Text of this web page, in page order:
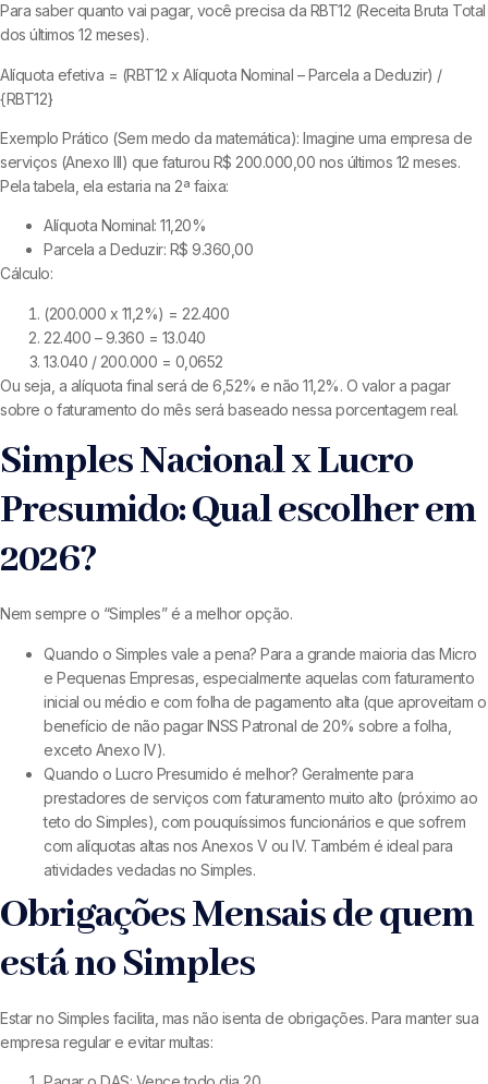
Para saber quanto vai pagar, você precisa da RBT12 (Receita Bruta Total
dos últimos 12 meses).
Alíquota efetiva = (RBT12 x Alíquota Nominal – Parcela a Deduzir) /
{RBT12}
Exemplo Prático (Sem medo da matemática): Imagine uma empresa de
serviços (Anexo III) que faturou R$ 200.000,00 nos últimos 12 meses.
Pela tabela, ela estaria na 2ª faixa:
Alíquota Nominal: 11,20%
Parcela a Deduzir: R$ 9.360,00
Cálculo:
(200.000 x 11,2%) = 22.400
22.400 – 9.360 = 13.040
13.040 / 200.000 = 0,0652
Ou seja, a alíquota final será de 6,52% e não 11,2%. O valor a pagar
sobre o faturamento do mês será baseado nessa porcentagem real.
Simples Nacional x Lucro
Presumido: Qual escolher em
2026?
Nem sempre o “Simples” é a melhor opção.
Quando o Simples vale a pena? Para a grande maioria das Micro
e Pequenas Empresas, especialmente aquelas com faturamento
inicial ou médio e com folha de pagamento alta (que aproveitam o
benefício de não pagar INSS Patronal de 20% sobre a folha,
exceto Anexo IV).
Quando o Lucro Presumido é melhor? Geralmente para
prestadores de serviços com faturamento muito alto (próximo ao
teto do Simples), com pouquíssimos funcionários e que sofrem
com alíquotas altas nos Anexos V ou IV. Também é ideal para
atividades vedadas no Simples.
Obrigações Mensais de quem
está no Simples
Estar no Simples facilita, mas não isenta de obrigações. Para manter sua
empresa regular e evitar multas: